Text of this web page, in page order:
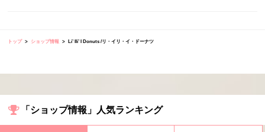
トップ ショップ情報 Li’ Ili’ I Donuts /リ・イリ・イ・ドーナツ
「ショップ情報」人気ランキング